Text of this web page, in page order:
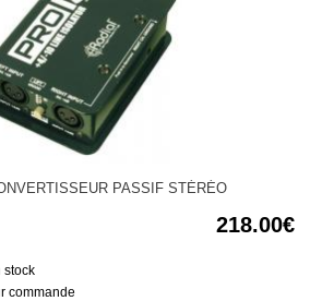
PASSIF STÉRÉO
218.00
stock
commande